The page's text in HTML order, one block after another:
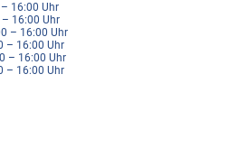
16:00 Uhr
16:00 Uhr
– 16:00 Uhr
– 16:00 Uhr
– 16:00 Uhr
– 16:00 Uhr